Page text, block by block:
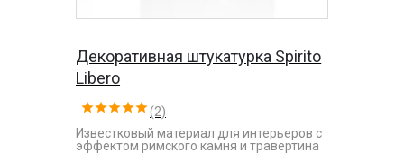
Декоративная штукатурка Spirito
Libero
(2)
Известковый материал для интерьеров с
эффектом римского камня и травертина